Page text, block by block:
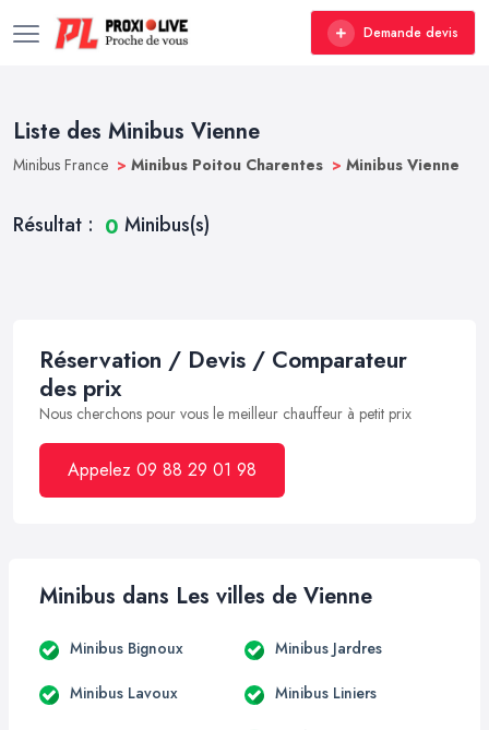
Demande devis
Liste des Minibus Vienne
Minibus France > Minibus Poitou Charentes > Minibus Vienne
Résultat : 0 Minibus(s)
Réservation / Devis / Comparateur
des prix
Nous cherchons pour vous le meilleur chauffeur à petit prix
Appelez 09 88 29 01 98
Minibus dans Les villes de Vienne
Minibus Bignoux Minibus Jardres
Minibus Lavoux Minibus Liniers